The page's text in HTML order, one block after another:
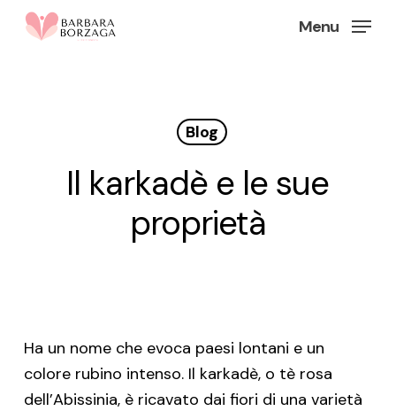
Skip
Menu
Blog
Il karkadè e le sue
proprietà
Ha un nome che evoca paesi lontani e un
colore rubino intenso. Il karkadè, o tè rosa
dell’Abissinia, è ricavato dai fiori di una varietà